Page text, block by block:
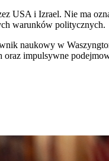
USA i Izrael. Nie ma
warunków politycznych.
naukowy w
impulsywne